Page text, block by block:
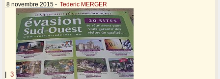
8 novembre 2015 - Tederic MERGER
| 3